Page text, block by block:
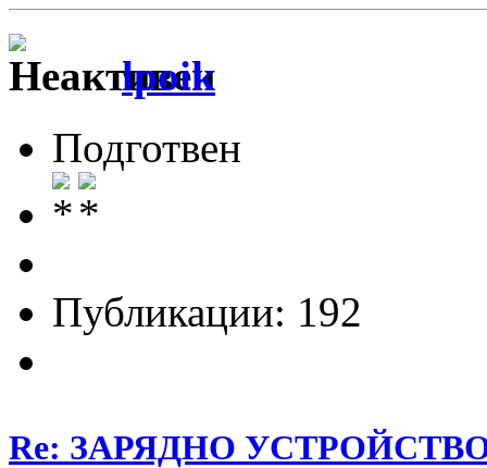
lpoik
Подготвен
Публикации: 192
Re: ЗАРЯДНО УСТРОЙСТВО